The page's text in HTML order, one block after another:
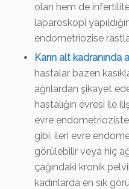
olan hem de
laparoskopi
endometriozise
Karın alt kadranında
hastalar bazen
ağrılardan şikayet
hastalığın evresi ile
evre
gibi, ileri evre
görülebilir veya hiç
çağındaki kronik
kadınlarda en sık